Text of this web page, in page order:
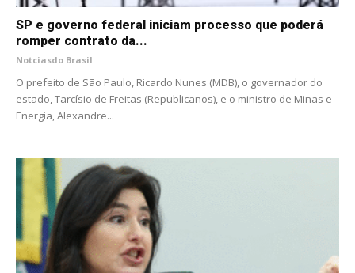
SP e governo federal iniciam processo que poderá
romper contrato da...
Notciasdo Brasil
O prefeito de São Paulo, Ricardo Nunes (MDB), o governador do
estado, Tarcísio de Freitas (Republicanos), e o ministro de Minas e
Energia, Alexandre...